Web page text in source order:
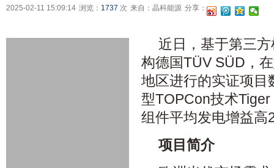
2025-02-11 15:09:14 浏览： 1737 次 来自：晶科能源 分享：
近日，基于第三
构德国TÜV SÜD，
地区进行的实证项目
型TOPCon技术
组件平均发电增益高
项目简介